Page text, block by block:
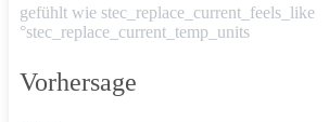
gefühlt wie stec_replace_current_feels_like
°stec_replace_current_temp_units
Vorhersage